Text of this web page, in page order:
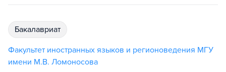
бакалавриат
Факультет иностранных языков и регионоведения МГУ
имени М.В. Ломоносова